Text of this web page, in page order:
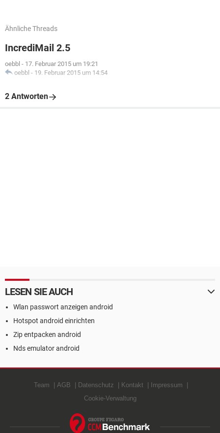
Ähnliche Threads
IncrediMail 2.5
oebbl - 17. Februar 2015 um 19:21
oebbl - 19. Februar 2015 um 14:54
2 Antworten
LESEN SIE AUCH
Wlan passwort anzeigen android
Hotspot android einrichten
Zip entpacken android
Nds emulator android
Team AGB Datenschutz Kontakt
Impressum
Cookie-Verwaltung